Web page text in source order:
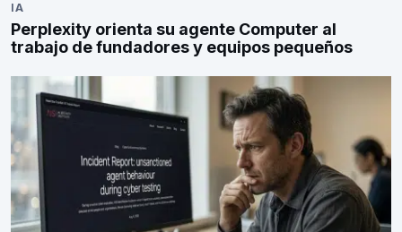
IA
Perplexity orienta su agente Computer al
trabajo de fundadores y equipos pequeños